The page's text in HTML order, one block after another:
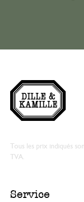
Tous les prix indiqués
TVA.
Service